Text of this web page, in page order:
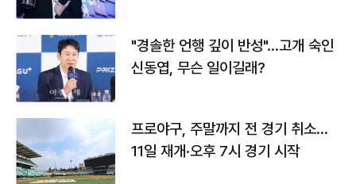
"경솔한 언행 깊이 반성"…고개 숙인
신동엽, 무슨 일이길래?
프로야구, 주말까지 전 경기 취소…
11일 재개·오후 7시 경기 시작